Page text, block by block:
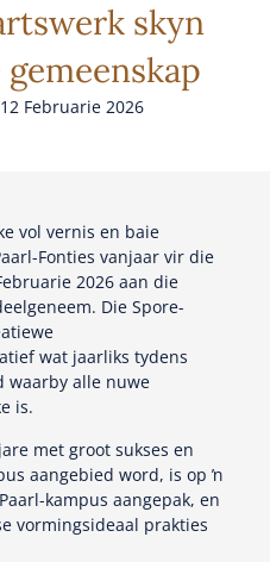
skyn
Februarie 2026
vol vernis en baie
Fonties vanjaar vir die
2026 aan die
Die Spore-
wat jaarliks tydens
waarby alle nuwe
is.
met groot sukses en
aangebied word, is op ŉ
kampus aangepak, en
vormingsideaal prakties